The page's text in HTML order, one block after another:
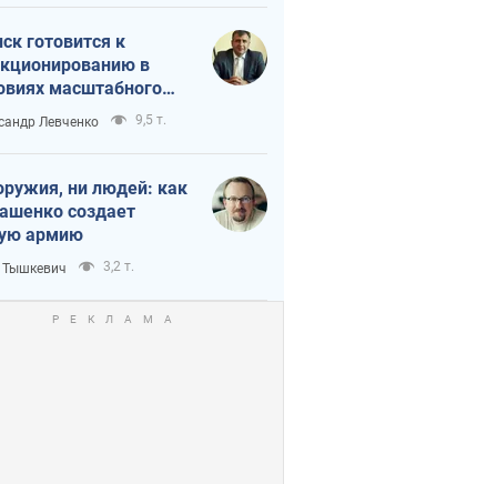
готовится к
в
масштабного
кризиса
Левченко 9,5 т.
ни людей: как
создает
армию
Тышкевич 3,2 т.